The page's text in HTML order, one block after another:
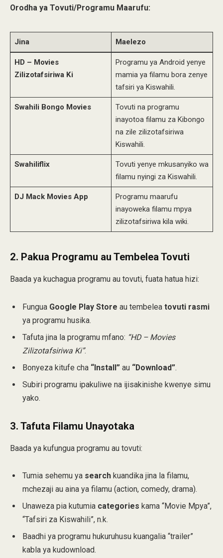
Orodha ya Tovuti/Programu Maarufu:
Jina Maelezo
HD – Movies
Zilizotafsiriwa Ki
Programu ya Android yenye
mamia ya filamu bora zenye
tafsiri ya Kiswahili.
Swahili Bongo Movies
Tovuti na programu
inayotoa filamu za Kibongo
na zile zilizotafsiriwa
Kiswahili.
Swahiliflix
Tovuti yenye mkusanyiko wa
filamu nyingi za Kiswahili.
DJ Mack Movies App
Programu maarufu
inayoweka filamu mpya
zilizotafsiriwa kila wiki.
2. Pakua Programu au Tembelea Tovuti
Baada ya kuchagua programu au tovuti, fuata hatua hizi:
Fungua Google Play Store au tembelea tovuti rasmi
ya programu husika.
Tafuta jina la programu mfano: “HD – Movies
Zilizotafsiriwa Ki”.
Bonyeza kitufe cha “Install” au “Download”.
Subiri programu ipakuliwe na ijisakinishe kwenye simu
yako.
3. Tafuta Filamu Unayotaka
Baada ya kufungua programu au tovuti:
Tumia sehemu ya search kuandika jina la filamu,
mchezaji au aina ya filamu (action, comedy, drama).
Unaweza pia kutumia categories kama “Movie Mpya”,
“Tafsiri za Kiswahili”, n.k.
Baadhi ya programu hukuruhusu kuangalia “trailer”
kabla ya kudownload.